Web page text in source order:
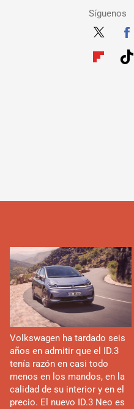
Síguenos
Twit
Fac
Volkswagen ha tardado seis
años en admitir que el ID.3
tenía razón en casi todo
menos en los mandos, en la
calidad de su interior y en el
precio. El nuevo ID.3 Neo es